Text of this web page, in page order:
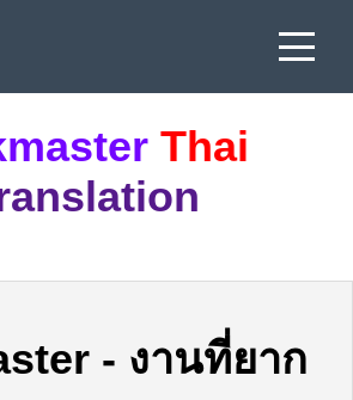
Thai
- งานที่ยาก